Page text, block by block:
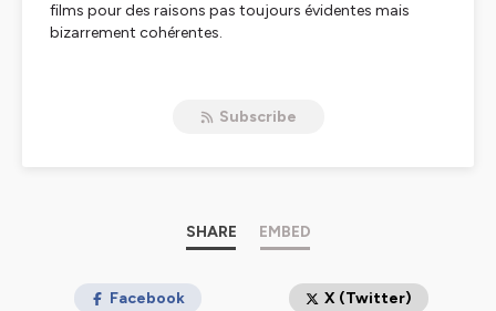
films pour des raisons pas toujours évidentes mais
bizarrement cohérentes.
depuis qu’on est gamins. Aborder des films qui ont fait
point de vue complètement subjectif quant à leur
Pour ce faire, chaque mois, on trouve dans l’actualité
Subscribe
SHARE EMBED
Facebook X (Twitter)